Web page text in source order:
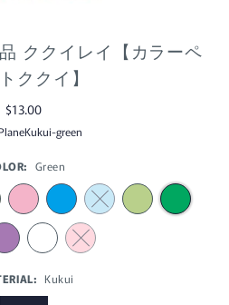
ククイレイ【カラーペ
ククイ】
$13.00
green
Green
Kukui